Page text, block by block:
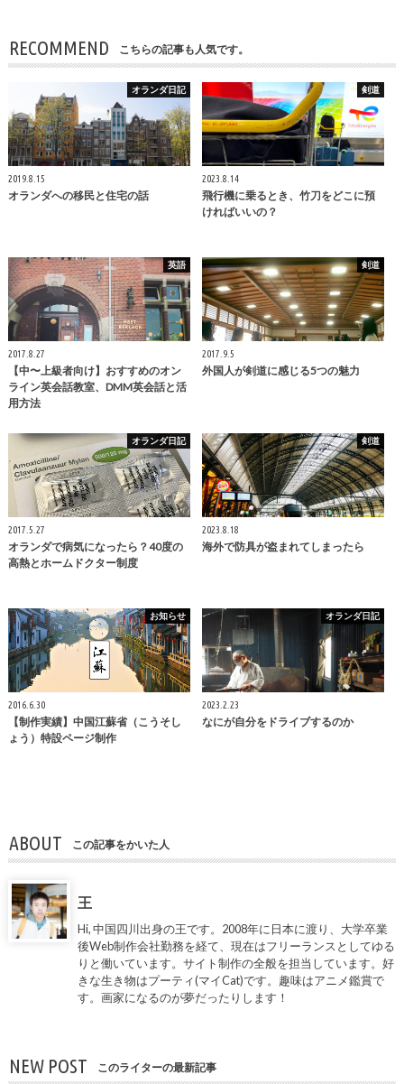
RECOMMEND こちらの記事も人気です。
オランダ日記
2019.8.15
オランダへの移民と住宅の話
剣道
2023.8.14
飛行機に乗るとき、竹刀をどこに預
ければいいの？
英語
2017.8.27
【中〜上級者向け】おすすめのオン
ライン英会話教室、DMM英会話と活
用方法
剣道
2017.9.5
外国人が剣道に感じる5つの魅力
オランダ日記
2017.5.27
オランダで病気になったら？40度の
高熱とホームドクター制度
剣道
2023.8.18
海外で防具が盗まれてしまったら
お知らせ
2016.6.30
【制作実績】中国江蘇省（こうそし
ょう）特設ページ制作
オランダ日記
2023.2.23
なにが自分をドライブするのか
ABOUT この記事をかいた人
王
Hi, 中国四川出身の王です。2008年に日本に渡り、大学卒業
後Web制作会社勤務を経て、現在はフリーランスとしてゆる
りと働いています。サイト制作の全般を担当しています。好
きな生き物はプーティ(マイCat)です。趣味はアニメ鑑賞で
す。画家になるのが夢だったりします！
NEW POST このライターの最新記事